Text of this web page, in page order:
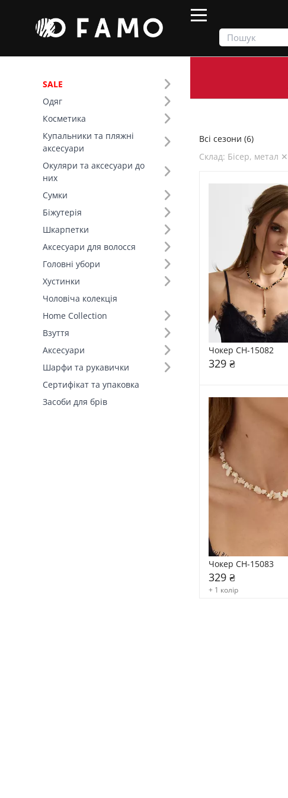
SALE
Одяг
Косметика
Купальники та пляжні
аксесуари
Окуляри та аксесуари до
них
Сумки
Біжутерія
Шкарпетки
Аксесуари для волосся
Головні убори
Хустинки
Чоловіча колекція
Home Collection
Взуття
Аксесуари
Шарфи та рукавички
Сертифікат та упаковка
Засоби для брів
Фільтр
Ціна
SALE
Сезон (1)
Основний колір (4)
Колір (10)
Склад (89)
Країна виробник (2)
Всі сезони (6)
Склад: Бісер, метал ✕
Чокер CH-15082
329 ₴
Чокер CH-15083
329 ₴
+ 1 колір